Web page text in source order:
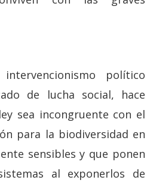
político
de lucha social, hace
sea incongruente con el
para la biodiversidad en
sensibles y que ponen
al exponerlos de